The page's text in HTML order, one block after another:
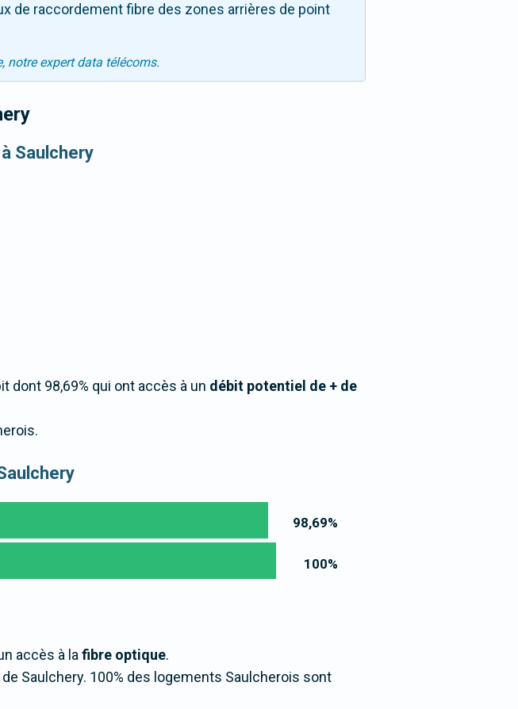
de raccordement fibre des zones arrières de point
notre expert data télécoms.
Saulchery
dont 98,69% qui ont accès à un débit potentiel de + de
98,69%
100%
accès à lafibre optique.
Saulchery. 100% des logements Saulcherois sont